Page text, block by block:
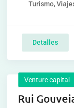
Turismo,
Detalles
Venture capital
Rui